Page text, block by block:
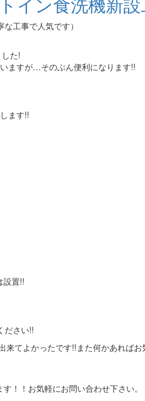
工事で人気です）
た!
ますが…そのぶん便利になります!!
ます!!
設置!!
ださい!!
てよかったです!!また何かあればお
！！お気軽にお問い合わせ下さい。